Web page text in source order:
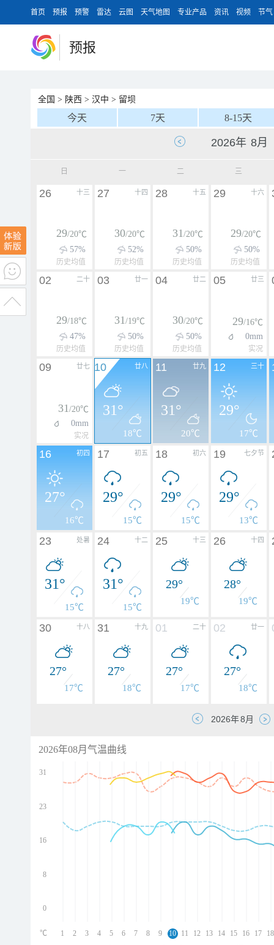
首页 预报 预警 雷达 云图 天气地图 专业产品 资讯 视频 节气
预报
全国 > 陕西 > 汉中 > 留坝
今天 7天 8-15天
日 一 二 三
十三
26
29/20℃
57%
历史均值
十四
27
30/20℃
52%
历史均值
十五
28
31/20℃
50%
历史均值
十六
29
29/20℃
50%
历史均值
二十
02
29/18℃
47%
历史均值
廿一
03
31/19℃
50%
历史均值
廿二
04
30/20℃
50%
历史均值
廿三
05
29/16℃
0mm
实况
廿七
09
31/20℃
0mm
实况
廿八
10
31°
18℃
廿九
11
31°
20℃
三十
12
29°
17℃
初四
16
27°
16℃
初五
17
29°
15℃
初六
18
29°
15℃
七夕节
19
29°
13℃
处暑
23
31°
15℃
十二
24
31°
15℃
十三
25
29°
19℃
十四
26
28°
19℃
十八
30
27°
17℃
十九
31
27°
18℃
二十
01
27°
17℃
廿一
02
27°
18℃
2026年08月气温曲线
31
23
16
8
0
1 2 3 4 5 6 7 8 9 10 11 12 13 14 15 16 17 18
℃